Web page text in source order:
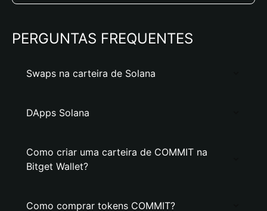
PERGUNTAS FREQUENTES
Swaps na carteira de Solana
DApps Solana
Como criar uma carteira de COMMIT na
Bitget Wallet?
Como comprar tokens COMMIT?